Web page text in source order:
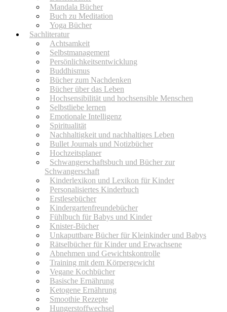
Mandala Bücher
Buch zu Meditation
Yoga Bücher
Sachliteratur
Achtsamkeit
Selbstmanagement
Persönlichkeitsentwicklung
Buddhismus
Bücher zum Nachdenken
Bücher über das Leben
Hochsensibilität und hochsensible Menschen
Selbstliebe lernen
Emotionale Intelligenz
Spiritualität
Nachhaltigkeit und nachhaltiges Leben
Bullet Journals und Notizbücher
Hochzeitsplaner
Schwangerschaftsbuch und Bücher zur
Schwangerschaft
Kinderlexikon und Lexikon für Kinder
Personalisiertes Kinderbuch
Erstlesebücher
Kindergartenfreundebücher
Fühlbuch für Babys und Kinder
Knister-Bücher
Unkaputtbare Bücher für Kleinkinder und Babys
Rätselbücher für Kinder und Erwachsene
Abnehmen und Gewichtskontrolle
Training mit dem Körpergewicht
Vegane Kochbücher
Basische Ernährung
Ketogene Ernährung
Smoothie Rezepte
Hungerstoffwechsel